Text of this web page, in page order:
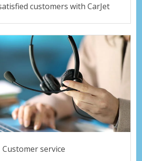
customers with CarJet
Customer service